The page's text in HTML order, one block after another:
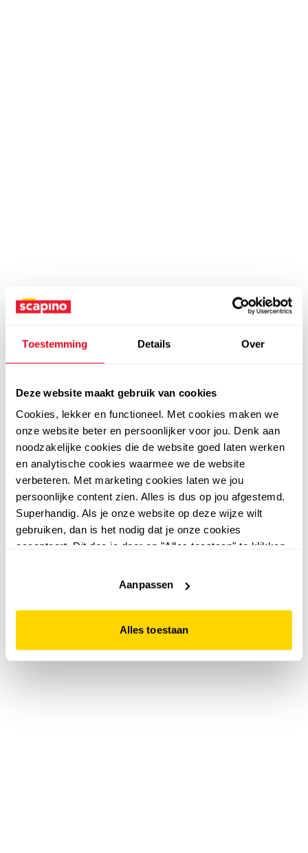
Toestemming Details Over
Deze website maakt gebruik van cookies
Cookies, lekker en functioneel. Met cookies maken we
onze website beter en persoonlijker voor jou. Denk aan
noodzakelijke cookies die de website goed laten werken
en analytische cookies waarmee we de website
verbeteren. Met marketing cookies laten we jou
persoonlijke content zien. Alles is dus op jou afgestemd.
Superhandig. Als je onze website op deze wijze wilt
gebruiken, dan is het nodig dat je onze cookies
accepteert. Dit doe je door op "Alles toestaan" te klikken.
website niet optimaal functioneert.
Aanpassen
Alles toestaan